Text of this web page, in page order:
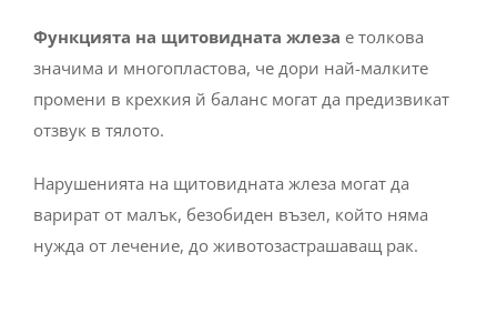
Функцията на щитовидната жлеза е толкова
значима и многопластова, че дори най-малките
промени в крехкия й баланс могат да предизвикат
отзвук в тялото.
Нарушенията на щитовидната жлеза могат да
варират от малък, безобиден възел, който няма
нужда от лечение, до животозастрашаващ рак.